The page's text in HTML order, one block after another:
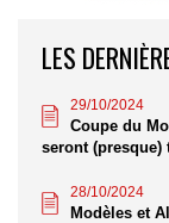
LES
29/10/2024
Coupe du
seront (presque)
28/10/2024
Modèles et